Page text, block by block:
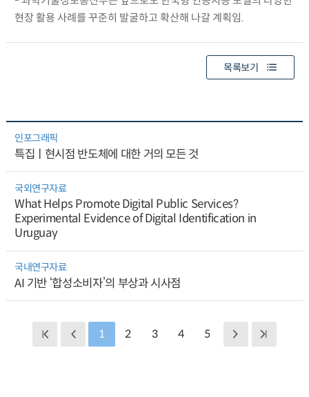
현장 활용 사례를 꾸준히 발굴하고 확산해 나갈 계획임.
목록보기
인포그래픽
특집ㅣ현시점 반도체에 대한 거의 모든 것
국외연구자료
What Helps Promote Digital Public Services?
Experimental Evidence of Digital Identification in
Uruguay
국내연구자료
AI 기반 ‘합성소비자’의 부상과 시사점
1 2 3 4 5